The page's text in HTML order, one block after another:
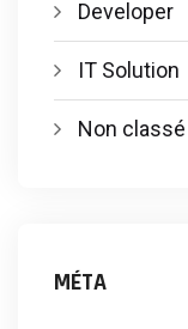
Developer
IT Solution
Non classé
MÉTA